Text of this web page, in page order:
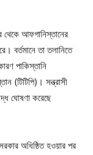
আফগানিস্তানের
বর্তমানে তা তলানিতে
পাকিস্তানি
(টিটিপি)। সন্ত্রাসী
ঘোষণা করেছে
অধিষ্ঠিত হওয়ার পর